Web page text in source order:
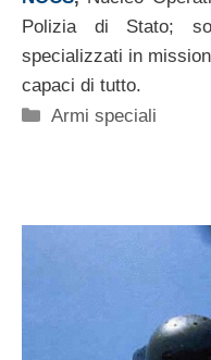
Polizia di Stato;
specializzati in
capaci di tutto.
Categorie
Armi speciali